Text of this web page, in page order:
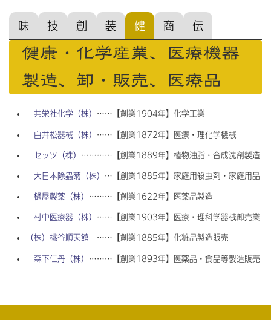
味 技 創 装 健 商 伝
健康・化学産業、医療機器
製造、卸・販売、医療品
共栄社化学（株） ……【創業1904年】化学工業
白井松器械（株） ……【創業1872年】医療・理化学機械
セッツ（株） …………【創業1889年】植物油脂・合成洗剤製造
大日本除蟲菊（株） …【創業1885年】家庭用殺虫剤・家庭用品
樋屋製薬（株） ………【創業1622年】医薬品製造
村中医療器（株） ……【創業1903年】医療・理科学器械卸売業
（株）桃谷順天館 ……【創業1885年】化粧品製造販売
森下仁丹（株） ………【創業1893年】医薬品・食品等製造販売